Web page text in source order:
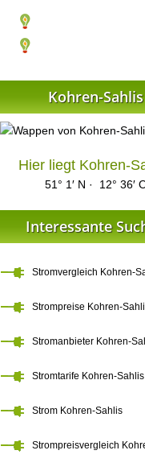
Kohren-Sahlis
Hier liegt Kohren-
51° 1′ N · 12° 36′
Interessante
Stromvergleich Kohren-
Strompreise Kohren-
Stromanbieter Kohren-
Stromtarife Kohren-Sahlis
Strom Kohren-Sahlis
Strompreisvergleich